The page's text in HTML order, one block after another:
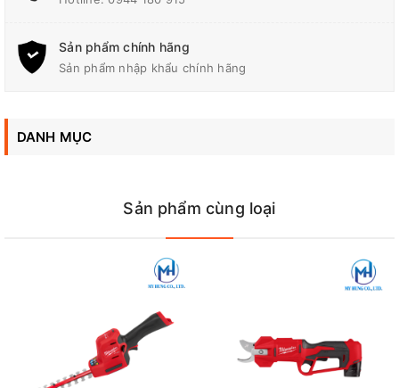
4.6 - 4.9 kg
3,000 / 2,000 lần/phút
Sản phẩm chưa bao gồm pin sạc, xem thêm pin sạc phù hợp
với sản phẩm tại đây:
Sản phẩm chính hãng
Sản phẩm nhập khẩu chính hãng
DANH MỤC
Sản phẩm cùng loại